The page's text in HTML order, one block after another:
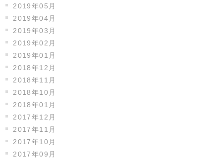
2019年05月
2019年04月
2019年03月
2019年02月
2019年01月
2018年12月
2018年11月
2018年10月
2018年01月
2017年12月
2017年11月
2017年10月
2017年09月